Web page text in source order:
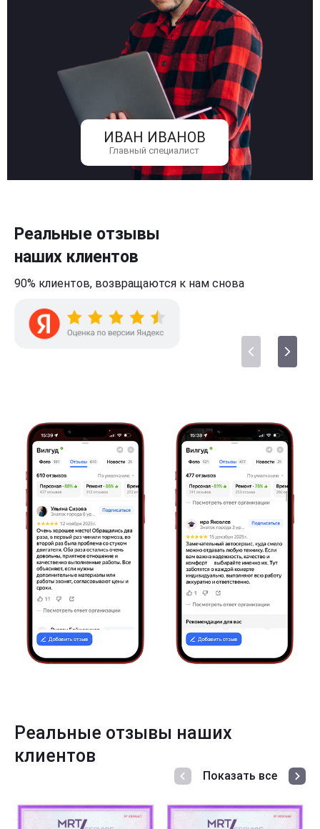
ИВАН ИВАНОВ
Главный специалист
Реальные отзывы
наших клиентов
90% клиентов, возвращаются к нам снова
Реальные отзывы наших
клиентов
Показать все